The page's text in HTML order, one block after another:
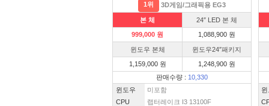
1위 3D게임/그래픽용 EG3
본 체
24″ LED 본 체
999,000 원
1,088,900 원
윈도우 본체
윈도우24″패키지
1,159,000 원
1,248,900 원
판매수량 : 10,330
윈도우
미포함
CPU
랩터레이크 I3 13100F